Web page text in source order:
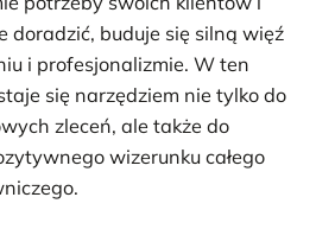
doradzić, buduje się silną więź
i profesjonalizmie. W ten
się narzędziem nie tylko do
zleceń, ale także do
wizerunku całego